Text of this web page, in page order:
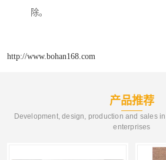
除。
http://www.bohan168.com
产品推荐
Development, design, production and sales
enterprises